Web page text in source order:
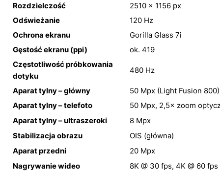
Rozdzielczość
2510 × 1156 px
Odświeżanie
120 Hz
Ochrona ekranu
Gorilla Glass 7i
Gęstość ekranu (ppi)
ok. 419
Częstotliwość próbkowania
dotyku
480 Hz
Aparat tylny – główny
50 Mpx (Light Fusion 800)
Aparat tylny – telefoto
50 Mpx, 2,5× zoom
Aparat tylny – ultraszeroki
8 Mpx
Stabilizacja obrazu
OIS (główna)
Aparat przedni
20 Mpx
Nagrywanie wideo
8K @ 30 fps, 4K @ 60 fps